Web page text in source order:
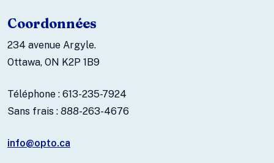
Coordonnées
234 avenue Argyle.
Ottawa, ON K2P 1B9
Téléphone : 613-235-7924
Sans frais : 888-263-4676
info@opto.ca